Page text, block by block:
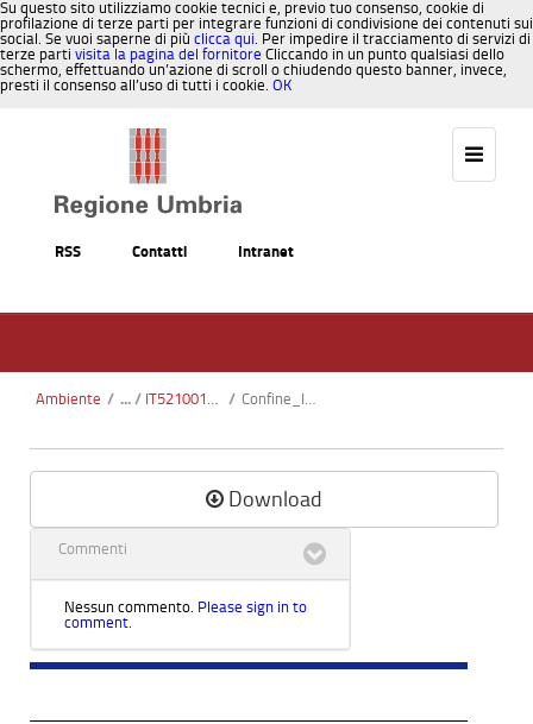
Su questo sito utilizziamo cookie tecnici e, previo tuo consenso, cookie di
profilazione di terze parti per integrare funzioni di condivisione dei contenuti sui
social. Se vuoi saperne di più clicca qui. Per impedire il tracciamento di servizi di
terze parti visita la pagina del fornitore Cliccando in un punto qualsiasi dello
schermo, effettuando un’azione di scroll o chiudendo questo banner, invece,
presti il consenso all’uso di tutti i cookie. OK
RSS Contatti Intranet
Ambiente / IT5210017 - Boschi di Pischiello - Torre Civitella / Confine_IT5210017_Boschi di Pischiello-Torre Civitella_ortofoto.pdf
Download
Commenti
Nessun commento. Please sign in to
comment.